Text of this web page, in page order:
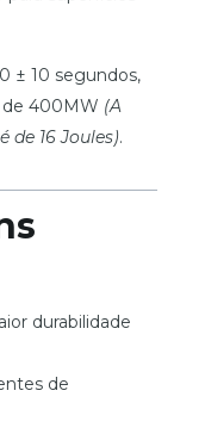
± 10 segundos,
400MW (A
16 Joules).
durabilidade
de